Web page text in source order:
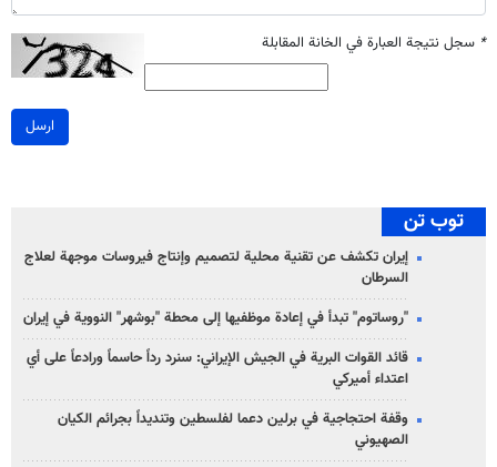
* سجل نتيجة العبارة في الخانة المقابلة
ارسل
توب تن
إيران تكشف عن تقنية محلية لتصميم وإنتاج فيروسات موجهة لعلاج
السرطان
"روساتوم" تبدأ في إعادة موظفيها إلى محطة "بوشهر" النووية في إيران
قائد القوات البرية في الجيش الإيراني: سنرد رداً حاسماً ورادعاً على أي
اعتداء أميركي
وقفة احتجاجية في برلين دعما لفلسطين وتنديداً بجرائم الكيان
الصهیوني